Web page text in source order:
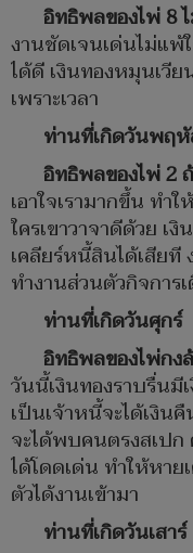
อิทธิพลของไพ่ 8
งานชัดเจนเด่นไม่แพ้
ได้ดี เงินทองหมุนเวี
เพราะเวลา
ท่านที่เกิดวันพฤ
อิทธิพลของไพ่​ 2
เอาใจเรามากขึ้น ท
ใครเขาวาจาดีด้วย เ
เคลียร์หนี้สินได้เสีย
ทำงานส่วนตัวกิจการ
ท่านที่เกิดวันศุกร์
อิทธิพลของไพ่ก
วันนี้เงินทองราบรื่น
เป็นเจ้าหนี้จะได้เงิน
จะได้พบคนตรงสเปก
ได้โดดเด่น ทำให้หา
ตัวได้งานเข้ามา
ท่านที่เกิดวันเสาร์